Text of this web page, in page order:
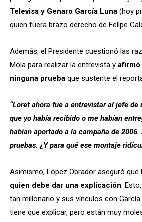
Televisa y Genaro García Luna (hoy
quien fuera brazo derecho de Felipe
Además, el Presidente cuestionó las
Mola para realizar la entrevista y
ninguna prueba que sustente el
“Loret ahora fue a entrevistar al jefe de
que yo había recibido o me habían
habían aportado a la campaña de
pruebas. ¿Y para qué ese montaje
Asimismo, López Obrador aseguró que
quien debe dar una explicación.
tan millonario y sus vínculos con García
tiene que explicar, pero están muy